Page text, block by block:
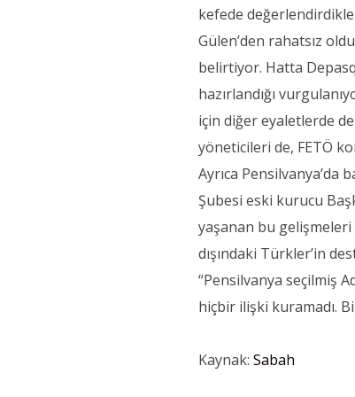
kefede
Gülen’den rahatsız
belirtiyor. Hatta
hazırlandığı
için diğer eyaletlerde
yöneticileri de, FETÖ
Ayrıca Pensilvanya’da
Şubesi eski kurucu
yaşanan bu gelişmeleri
dışındaki Türkler’in
“Pensilvanya seçilmiş
hiçbir ilişki kuramadı.
Kaynak:Sabah